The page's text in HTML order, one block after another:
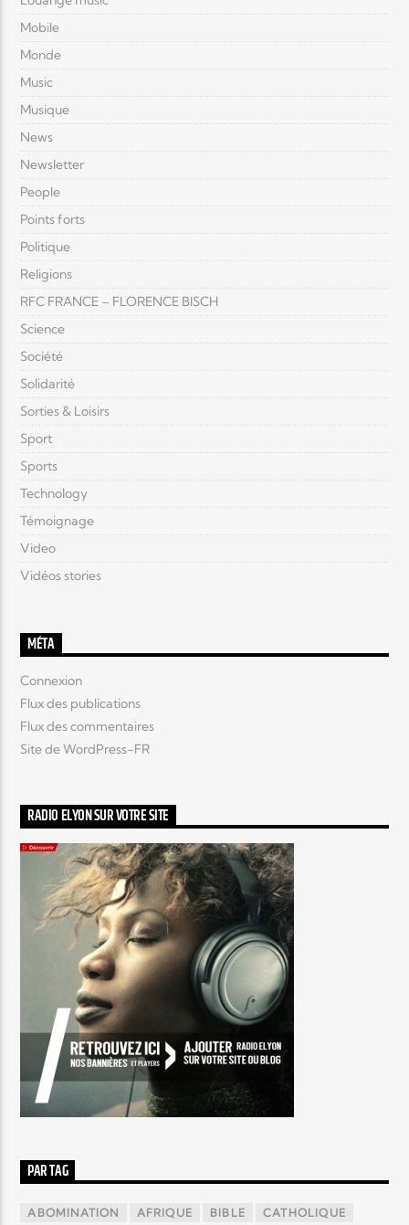
Mobile
Monde
Music
Musique
News
Newsletter
People
Points forts
Politique
Religions
RFC FRANCE – FLORENCE BISCH
Science
Société
Solidarité
Sorties & Loisirs
Sport
Sports
Technology
Témoignage
Video
Vidéos stories
MÉTA
Connexion
Flux des publications
Flux des commentaires
Site de WordPress-FR
RADIO ELYON SUR VOTRE SITE
PAR TAG
ABOMINATION AFRIQUE BIBLE CATHOLIQUE